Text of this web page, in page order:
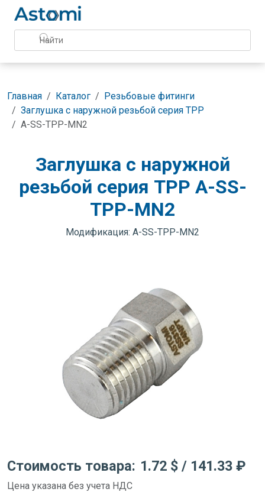
Главная Каталог
Резьбовые фитинги
Заглушка с наружной резьбой серия TPP
A-SS-TPP-MN2
Заглушка с наружной
резьбой серия TPP A-SS-
TPP-MN2
Модификация: A-SS-TPP-MN2
Стоимость товара: 1.72 $ / 141.33 ₽
Цена указана без учета НДС